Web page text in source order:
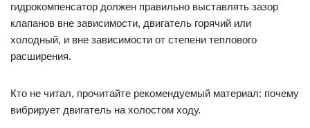
гидрокомпенсатор должен правильно выставлять зазор
клапанов вне зависимости, двигатель горячий или
холодный, и вне зависимости от степени теплового
расширения.
Кто не читал, прочитайте рекомендуемый материал: почему
вибрирует двигатель на холостом ходу.